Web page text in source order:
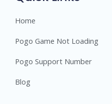
Home
Pogo Game Not Loading
Pogo Support Number
Blog